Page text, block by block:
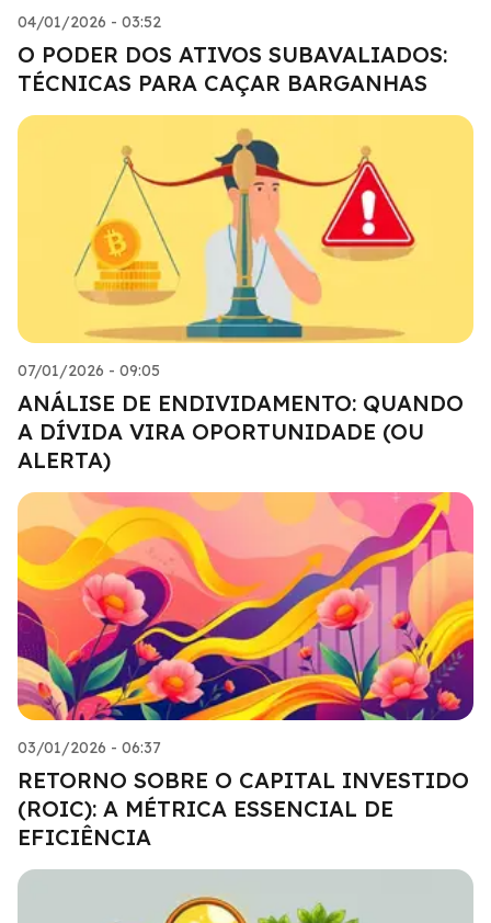
04/01/2026 - 03:52
O PODER DOS ATIVOS SUBAVALIADOS:
TÉCNICAS PARA CAÇAR BARGANHAS
07/01/2026 - 09:05
ANÁLISE DE ENDIVIDAMENTO: QUANDO
A DÍVIDA VIRA OPORTUNIDADE (OU
ALERTA)
03/01/2026 - 06:37
RETORNO SOBRE O CAPITAL INVESTIDO
(ROIC): A MÉTRICA ESSENCIAL DE
EFICIÊNCIA